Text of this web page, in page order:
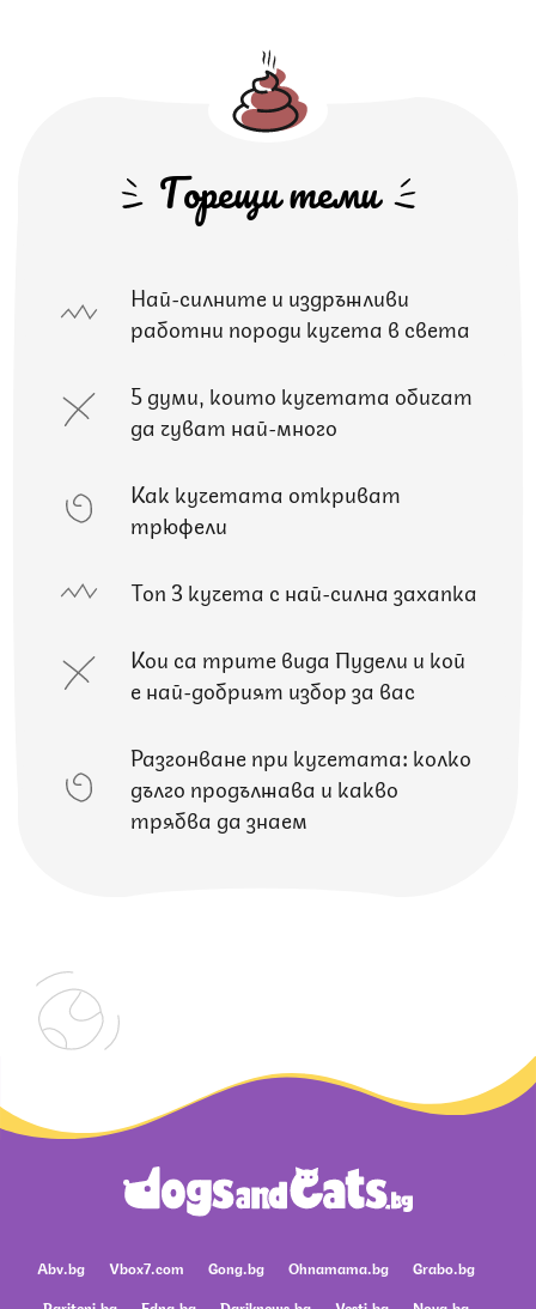
Горещи теми
Най-силните и издръжливи
работни породи кучета в света
5 думи, които кучетата обичат
да чуват най-много
Как кучетата откриват
трюфели
Топ 3 кучета с най-силна захапка
Кои са трите вида Пудели и кой
е най-добрият избор за вас
Разгонване при кучетата: колко
дълго продължава и какво
трябва да знаем
Abv.bg Vbox7.com Gong.bg Ohnamama.bg
Grabo.bg